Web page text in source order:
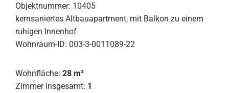
Objektnummer: 10405
kernsaniertes Altbauapartment, mit Balkon zu einem
ruhigen Innenhof
Wohnraum-ID: 003-3-0011089-22
Wohnfläche: 28 m²
Zimmer insgesamt: 1